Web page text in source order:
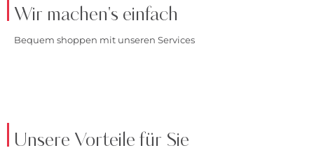
Wir machen's einfach
Bequem shoppen mit unseren Services
Unsere Vorteile für Sie